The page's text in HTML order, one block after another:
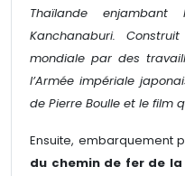
Thaïlande
Kanchanaburi.
mondiale par des
l’Armée impériale
de Pierre Boulle et le film
Ensuite, embarquement
du chemin de fer de